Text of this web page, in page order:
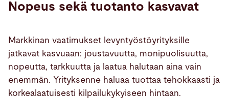
Nopeus sekä tuotanto kasvavat
Markkinan vaatimukset levyntyöstöyrityksille
jatkavat kasvuaan: joustavuutta, monipuolisuutta,
nopeutta, tarkkuutta ja laatua halutaan aina vain
enemmän. Yrityksenne haluaa tuottaa tehokkaasti ja
korkealaatuisesti kilpailukykyiseen hintaan.